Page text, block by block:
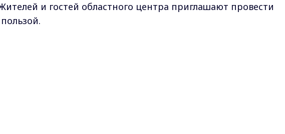
и гостей областного центра приглашают провести